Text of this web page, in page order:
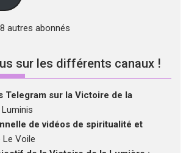
autres abonnés
sur les différents canaux !
Telegram sur la Victoire de la
de vidéos de spiritualité et
Le Voile